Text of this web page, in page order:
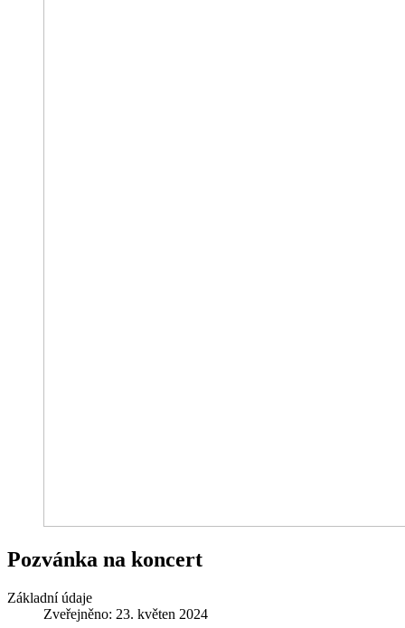
Pozvánka na koncert
Základní údaje
Zveřejněno: 23. květen 2024